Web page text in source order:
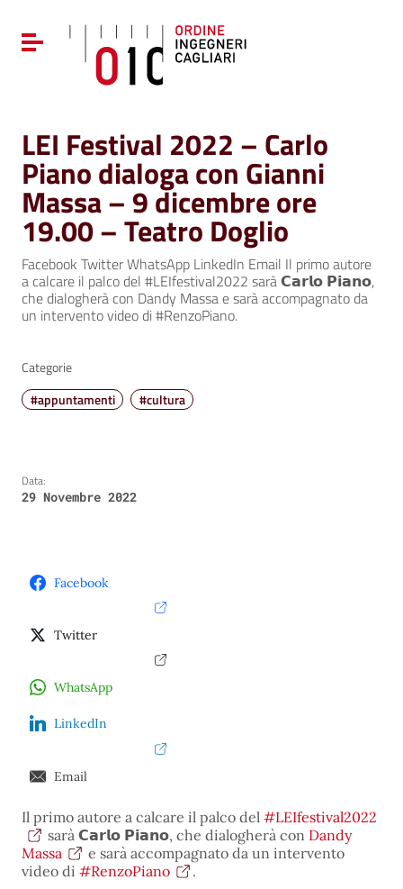
Vai al menu di navigazione
Vai al footer
Attiva / disattiva la navigazione
LEI Festival 2022 – Carlo
Piano dialoga con Gianni
Massa – 9 dicembre ore
19.00 – Teatro Doglio
Facebook Twitter WhatsApp LinkedIn Email Il primo autore
a calcare il palco del #LEIfestival2022 sarà 𝗖𝗮𝗿𝗹𝗼 𝗣𝗶𝗮𝗻𝗼,
che dialogherà con Dandy Massa e sarà accompagnato da
un intervento video di #RenzoPiano.
Categorie
#appuntamenti
#cultura
Data:
29 Novembre 2022
Facebook
Twitter
WhatsApp
LinkedIn
Email
Il primo autore a calcare il palco del #LEIfestival2022
sarà 𝗖𝗮𝗿𝗹𝗼 𝗣𝗶𝗮𝗻𝗼, che dialogherà con Dandy
Massa
e sarà accompagnato da un intervento
video di #RenzoPiano .